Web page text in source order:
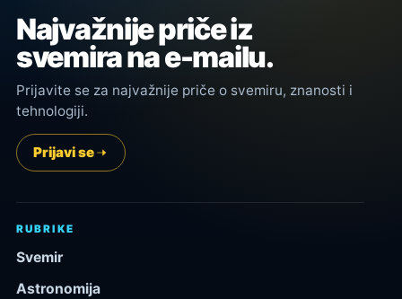
Najvažnije priče iz
svemira na e-mailu.
Prijavite se za najvažnije priče o svemiru, znanosti i
tehnologiji.
Prijavi se
RUBRIKE
Svemir
Astronomija